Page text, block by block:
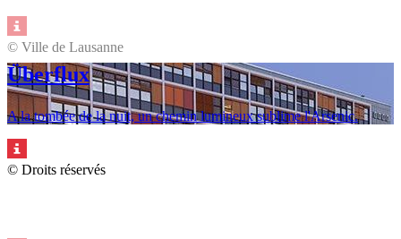
© Ville de Lausanne
Überflux
A la tombée de la nuit, un chemin lumineux sublime l'Arsenic.
© Droits réservés